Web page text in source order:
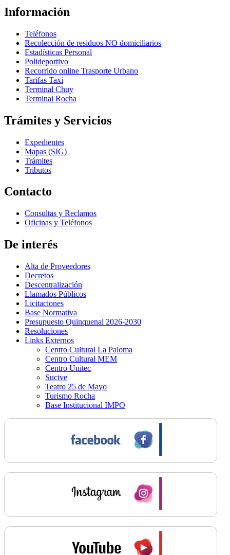
Información
Teléfonos
Recolección de residuos NO domiciliarios
Estadísticas Personal
Polideportivo
Recorrido online Trasporte Urbano
Tarifas Taxi
Terminal Chuy
Terminal Rocha
Trámites y Servicios
Expedientes
Mapas (SIG)
Trámites
Tributos
Contacto
Consultas y Reclamos
Oficinas y Teléfonos
De interés
Alta de Proveedores
Decretos
Descentralización
Llamados Públicos
Licitaciones
Base Normativa
Presupuesto Quinquenal 2026-2030
Resoluciones
Links Externos
Centro Cultural La Paloma
Centro Cultural MEM
Centro Unitec
Sucive
Teatro 25 de Mayo
Turismo Rocha
Base Institucional IMPO